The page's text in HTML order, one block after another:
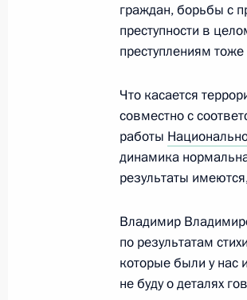
Церемония
26 октября 2017 года,
25 октября 2017
президентом
25 октября 2017 года,
граждан, борьбы с
преступности в
преступлениям
Что касается
совместно с
работы
динамика
результаты
Владимир
по результатам
которые были у нас
не буду о деталях